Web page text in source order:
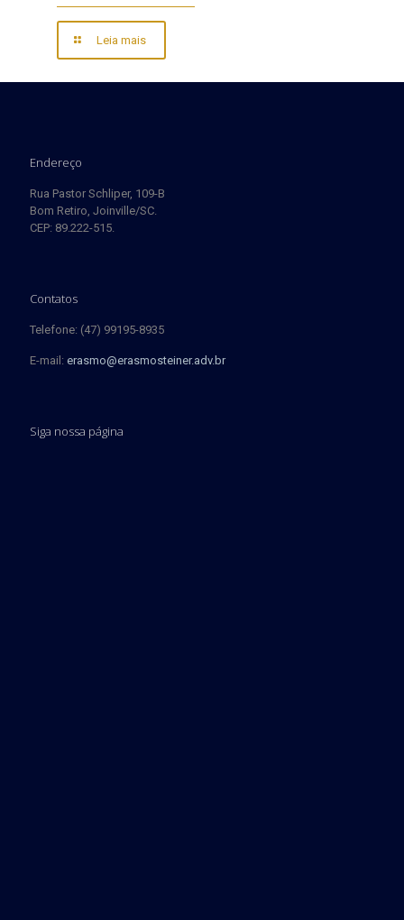
Leia mais
Endereço
Rua Pastor Schliper, 109-B
Bom Retiro, Joinville/SC.
CEP: 89.222-515.
Contatos
Telefone: (47) 99195-8935
E-mail: erasmo@erasmosteiner.adv.br
Siga nossa página